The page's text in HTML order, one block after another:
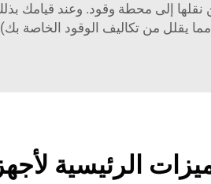
إلى محطة وقود. وعند قيامك
يقلل من تكاليف الوقود الخاصة
الرئيسية